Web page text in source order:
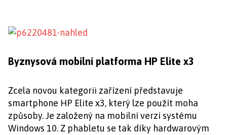
Byznysová mobilní platforma HP Elite x3
Zcela novou kategorii zařízení představuje
smartphone HP Elite x3, který lze použít moha
způsoby. Je založený na mobilní verzi systému
Windows 10. Z phabletu se tak díky hardwarovým